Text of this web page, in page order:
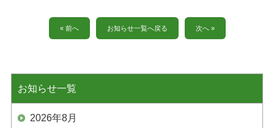
« 前へ お知らせ一覧へ戻る 次へ »
お知らせ一覧
2026年8月